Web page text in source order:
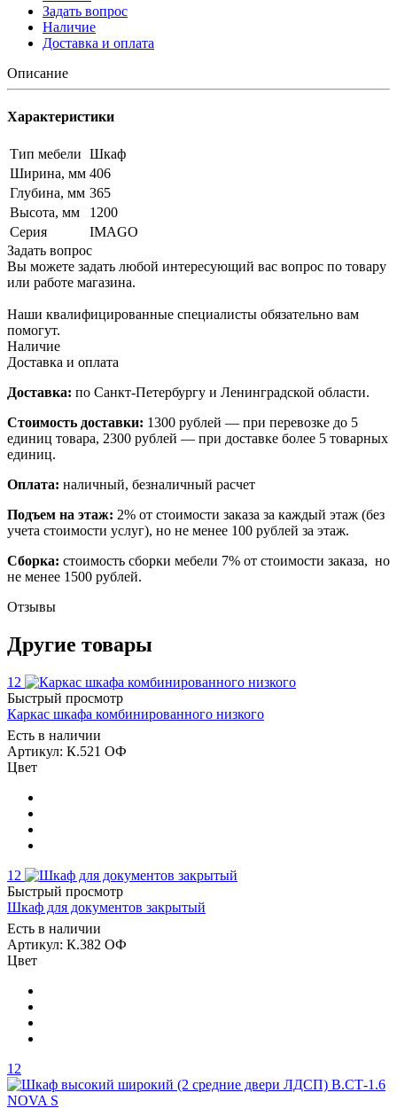
Задать вопрос
Наличие
Доставка и оплата
Описание
Характеристики
Тип мебели Шкаф
Ширина, мм 406
Глубина, мм 365
Высота, мм
1200
Серия
IMAGO
Задать вопрос
Вы можете задать любой интересующий вас вопрос по товару
или работе магазина.
Наши квалифицированные специалисты обязательно вам
помогут.
Наличие
Доставка и оплата
Доставка: по Санкт-Петербургу и Ленинградской области.
Стоимость доставки: 1300 рублей — при перевозке до 5
единиц товара, 2300 рублей — при доставке более 5 товарных
единиц.
Оплата: наличный, безналичный расчет
Подъем на этаж: 2% от стоимости заказа за каждый этаж (без
учета стоимости услуг), но не менее 100 рублей за этаж.
Сборка: стоимость сборки мебели 7% от стоимости заказа, но
не менее 1500 рублей.
Отзывы
Другие товары
12
Быстрый просмотр
Каркас шкафа комбинированного низкого
Есть в наличии
Артикул: К.521 ОФ
Цвет
12
Быстрый просмотр
Шкаф для документов закрытый
Есть в наличии
Артикул: К.382 ОФ
Цвет
12